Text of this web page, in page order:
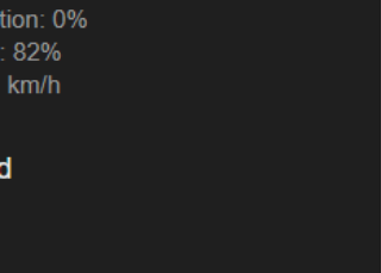
오늘 롱위캔 동안 혈기넘치는 남학생들 좀이 쑤셔하는
것 같아서 즉흥제안으로 기숙사 학생 VS 비기숙사 학
들로 축구경기를 했습니다. 예전이면 인원수 부족으로
엄두도 못냈을 축구경기이지만, 이제는 몇명 빠져도